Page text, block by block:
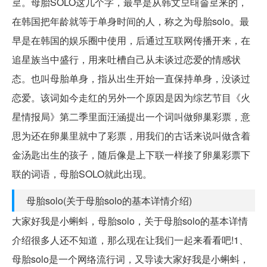
在韩国把年龄就等于单身时间的人，称之为母胎solo。最
早是在韩国的娱乐圈中使用，后通过互联网传播开来，在
追星族当中盛行，用来吐槽自己从未谈过恋爱的情感状
态。也叫母胎单身，指从出生开始一直保持单身，没谈过
恋爱。该词如今走红的另外一个原因是因为综艺节目《火
星情报局》第二季里面汪涵提出一个词叫做卵巢彩票，意
思为还在卵巢里就中了彩票，用我们的古话来说叫做含着
金汤匙出生的孩子，随后像是上下联一样接了卵巢彩票下
联的词语，母胎SOLO就此出现。
母胎solo(关于母胎solo的基本详情介绍)
大家好我是小蝌蚪，母胎solo，关于母胎solo的基本详情
介绍很多人还不知道，那么现在让我们一起来看看吧!1、
母胎solo是一个网络流行词，又导读大家好我是小蝌蚪，